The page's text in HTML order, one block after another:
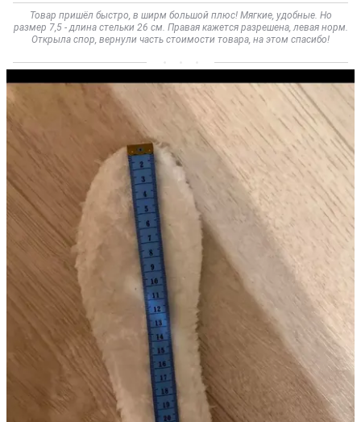
Товар пришёл быстро, в ширм большой плюс! Мягкие, удобные. Но
размер 7,5 - длина стельки 26 см. Правая кажется разрешена, левая норм.
Открыла спор, вернули часть стоимости товара, на этом спасибо!